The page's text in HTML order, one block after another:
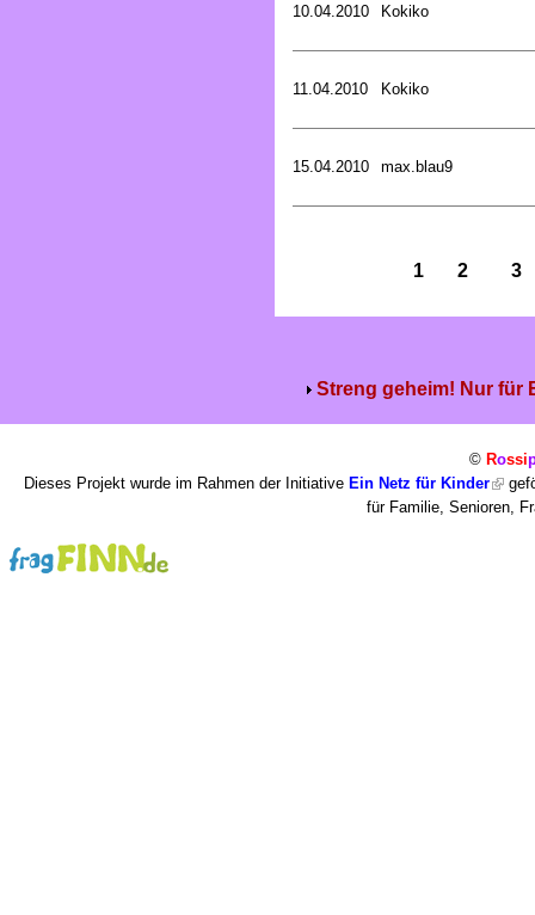
10.04.2010 Kokiko
11.04.2010 Kokiko
15.04.2010 max.blau9
1 2 3
Streng geheim! Nur für
© Rossi
Dieses Projekt wurde im Rahmen der Initiative Ein Netz für Kinder
für Familie, Senioren,